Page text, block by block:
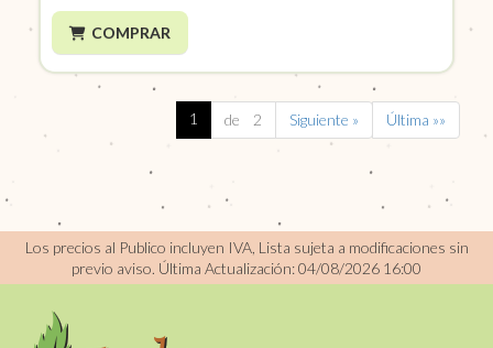
COMPRAR
1 de 2 Siguiente » Última »»
Los precios al Publico incluyen IVA, Lista sujeta a modificaciones sin
previo aviso. Última Actualización: 04/08/2026 16:00